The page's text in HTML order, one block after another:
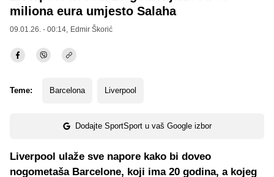
miliona eura umjesto Salaha
09.01.26. - 00:14, Edmir Škorić
Teme: Barcelona Liverpool
Dodajte SportSport u vaš Google izbor
Liverpool ulaže sve napore kako bi doveo
nogometaša Barcelone, koji ima 20 godina, a kojeg